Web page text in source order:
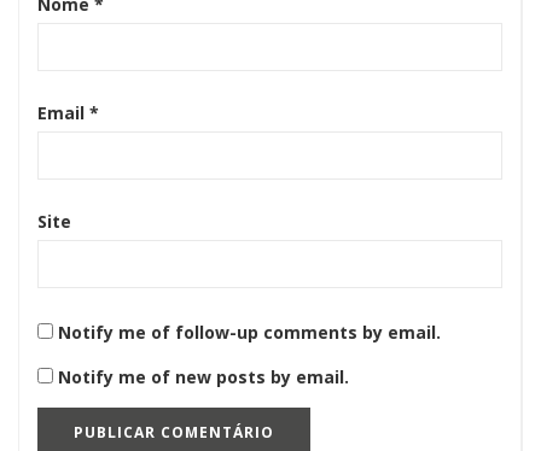
Email *
Site
Notify me of follow-up comments by email.
Notify me of new posts by email.